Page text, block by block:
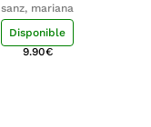
sanz, mariana
Disponible
9.90€